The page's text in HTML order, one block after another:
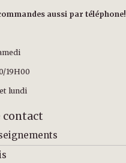
aussi par téléphone!
19H00
lundi
contact